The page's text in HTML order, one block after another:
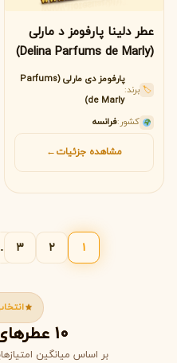
عطر دلینا پارفومز د مارلی
(Delina Parfums de Marly)
🏷 برند:
پارفومز دی مارلی (Parfums
de Marly)
کشور:فرانسه
مشاهده جزئیات←
۱ ۲ ۳
10 عطرهای زنانه برتر
بر اساس میانگین